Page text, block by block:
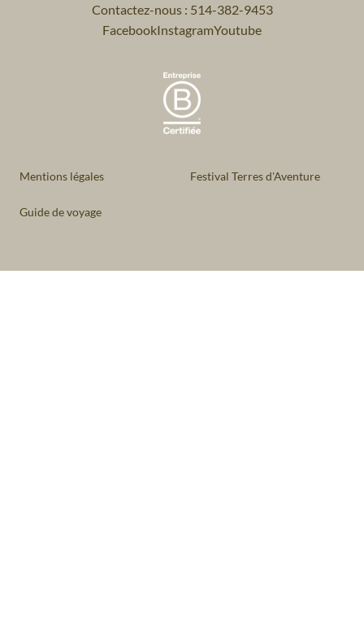
Contactez-nous : 514-382-9453
FacebookInstagramYoutube
Mentions légales Festival Terres d'Aventure
Guide de voyage